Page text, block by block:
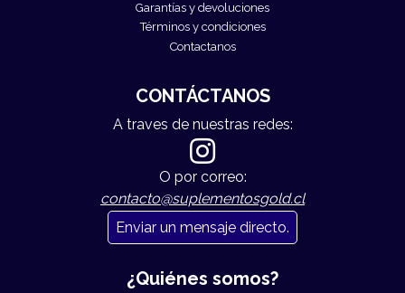
Garantías y devoluciones
Términos y condiciones
Contactanos
CONTÁCTANOS
A traves de nuestras redes:
O por correo:
contacto@suplementosgold.cl
Enviar un mensaje directo.
¿Quiénes somos?